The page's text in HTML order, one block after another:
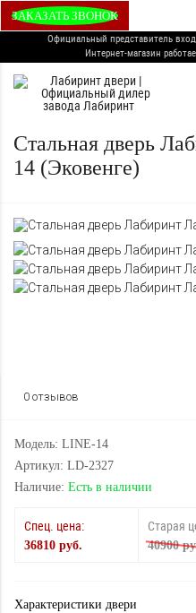
ЗАКАЗАТЬ ЗВОНОК
Официальный представитель
Интернет-магазин
Стальная дверь
14 (Эковенге)
0 отзывов
Модель: LINE-14
Артикул: LD-2327
Наличие: Есть в наличии
Спец. цена:
36810 руб.
Старая
40900
Характеристики двери